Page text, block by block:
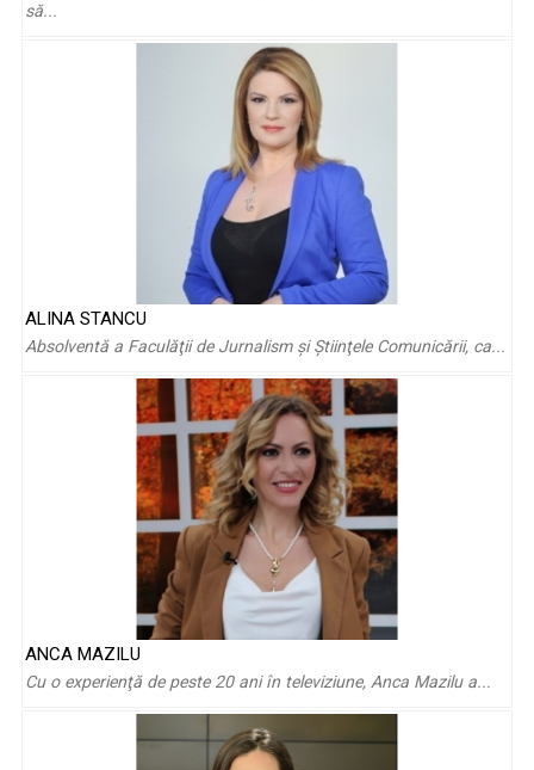
Marius Negrea – trei decenii de grație, disciplină și pasiune
pentru ...
Emil Hossu-Longin: „Iubesc campionii, îi respect, sunt mândru
că fac parte ...
să...
ALINA STANCU
Absolventă a Faculăţii de Jurnalism şi Ştiinţele Comunicării, ca...
ANCA MAZILU
Cu o experienţă de peste 20 ani în televiziune, Anca Mazilu a...